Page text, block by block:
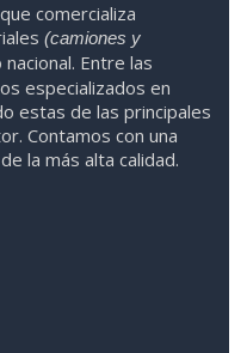
comercializa
(camiones y
Entre las
especializados en
estas de las principales
Contamos con una
la más alta calidad.